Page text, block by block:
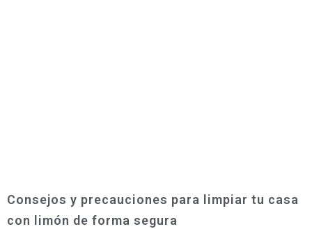
Consejos y precauciones para limpiar tu casa
con limón de forma segura